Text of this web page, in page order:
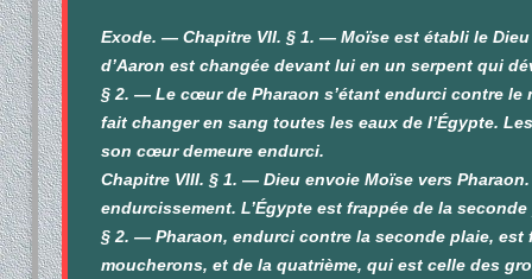
Exode. — Chapitre VII. § 1. — Moïse est établi le
d’Aaron est changée devant lui en un serpent qui
§ 2. — Le cœur de Pharaon s’étant endurci contre le
fait changer en sang toutes les eaux de l’Égypte.
son cœur demeure endurci.
Chapitre VIII. § 1. — Dieu envoie Moïse vers
endurcissement. L’Égypte est frappée de la
§ 2. — Pharaon, endurci contre la seconde plaie,
moucherons, et de la quatrième, qui est celle des